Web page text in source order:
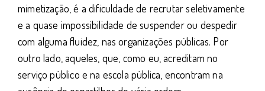
mimetização, é a dificuldade de recrutar seletivamente
e a quase impossibilidade de suspender ou despedir
com alguma fluidez, nas organizações públicas. Por
outro lado, aqueles, que, como eu, acreditam no
serviço público e na escola pública, encontram na